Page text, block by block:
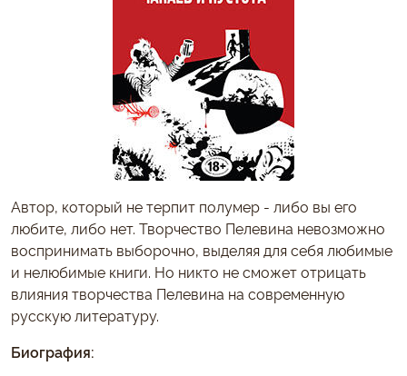
Автор, который не терпит полумер - либо вы его
любите, либо нет. Творчество Пелевина невозможно
воспринимать выборочно, выделяя для себя любимые
и нелюбимые книги. Но никто не сможет отрицать
влияния творчества Пелевина на современную
русскую литературу.
Биография: